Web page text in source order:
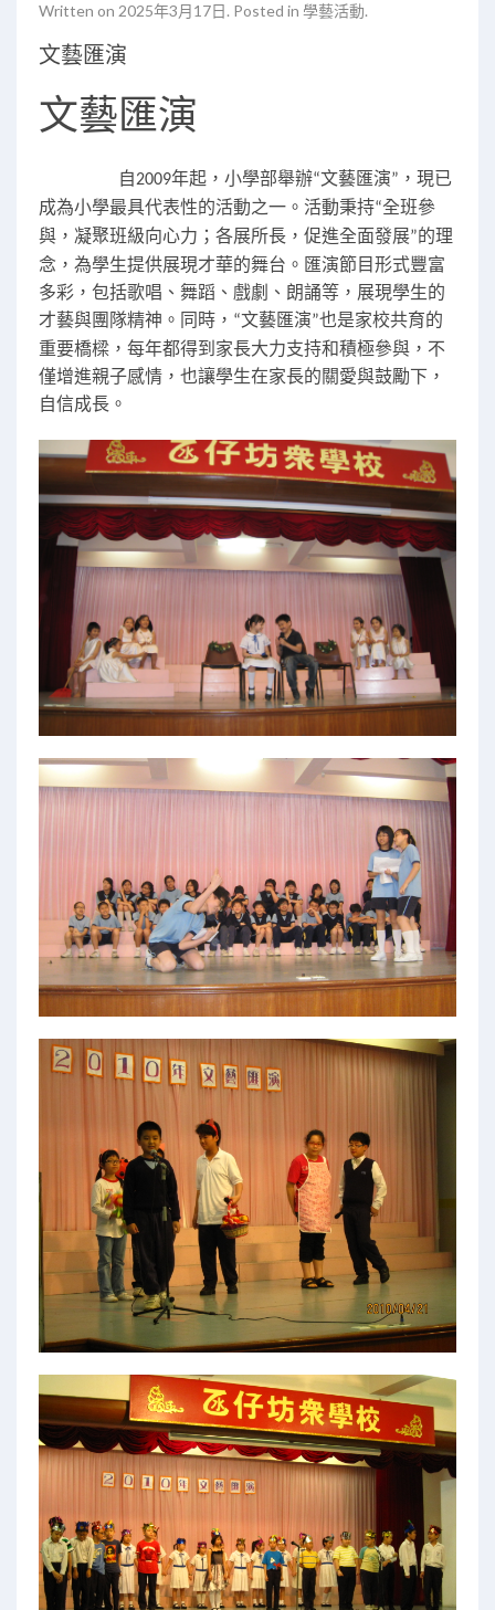
Written on 2025年3月17日. Posted in 學藝活動.
文藝匯演
文藝匯演
自2009年起，小學部舉辦“文藝匯演” ，現已
成為小學最具代表性的活動之一。活動秉持“全班參
與，凝聚班級向心力；各展所長，促進全面發展”的理
念，為學生提供展現才華的舞台。匯演節目形式豐富
多彩，包括歌唱、舞蹈、戲劇、朗誦等，展現學生的
才藝與團隊精神。同時， “文藝匯演”也是家校共育的
重要橋樑，每年都得到家長大力支持和積極參與，不
僅增進親子感情，也讓學生在家長的關愛與鼓勵下，
自信成長。